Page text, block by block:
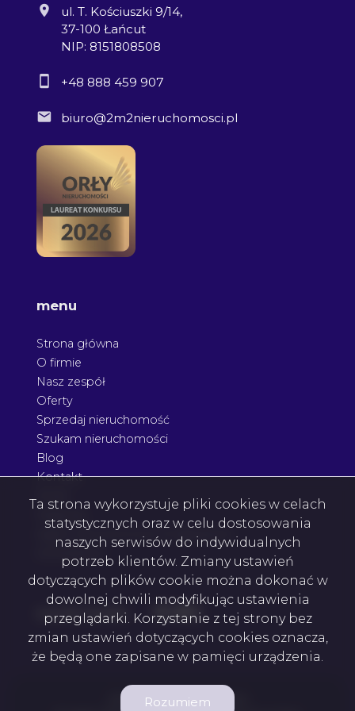
ul. T. Kościuszki 9/14,
37-100 Łańcut
NIP: 8151808508
+48 888 459 907
biuro@2m2nieruchomosci.pl
menu
Strona główna
O firmie
Nasz zespół
Oferty
Sprzedaj nieruchomość
Szukam nieruchomości
Blog
Kontakt
Agent nieruchomości Podkarpacie
Architektura
social media Facebook
Facebook
Facebook
Facebook
2M2 Nieruchomości © 2026
Ta strona wykorzystuje pliki cookies w celach
statystycznych oraz w celu dostosowania
naszych serwisów do indywidualnych
potrzeb klientów. Zmiany ustawień
dotyczących plików cookie można dokonać w
dowolnej chwili modyfikując ustawienia
przeglądarki. Korzystanie z tej strony bez
zmian ustawień dotyczących cookies oznacza,
że będą one zapisane w pamięci urządzenia.
Rozumiem